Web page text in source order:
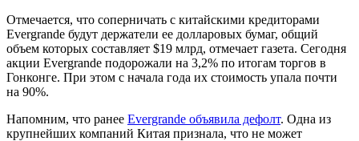
Отмечается, что соперничать с китайскими кредиторами
Evergrande будут держатели ее долларовых бумаг, общий
объем которых составляет $19 млрд, отмечает газета. Сегодня
акции Evergrande подорожали на 3,2% по итогам торгов в
Гонконге. При этом с начала года их стоимость упала почти
на 90%.
Напомним, что ранее Evergrande объявила дефолт. Одна из
крупнейших компаний Китая признала, что не может